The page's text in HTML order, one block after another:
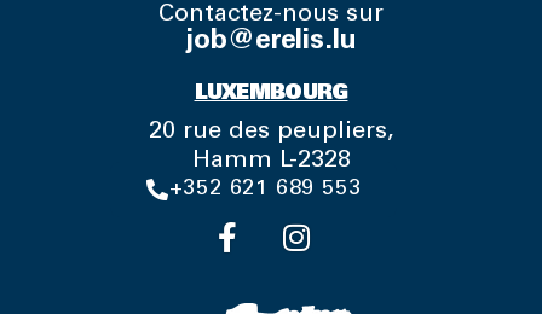
Contactez-nous sur
job@erelis.lu
LUXEMBOURG
20 rue des peupliers,
Hamm L-2328
+352 621 689 553